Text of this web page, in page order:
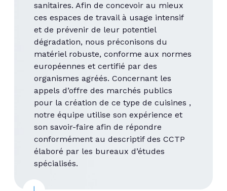
sanitaires. Afin de concevoir au mieux
ces espaces de travail à usage intensif
et de prévenir de leur potentiel
dégradation, nous préconisons du
matériel robuste, conforme aux normes
européennes et certifié par des
organismes agréés. Concernant les
appels d’offre des marchés publics
pour la création de ce type de cuisines ,
notre équipe utilise son expérience et
son savoir-faire afin de répondre
conformément au descriptif des CCTP
élaboré par les bureaux d’études
spécialisés.